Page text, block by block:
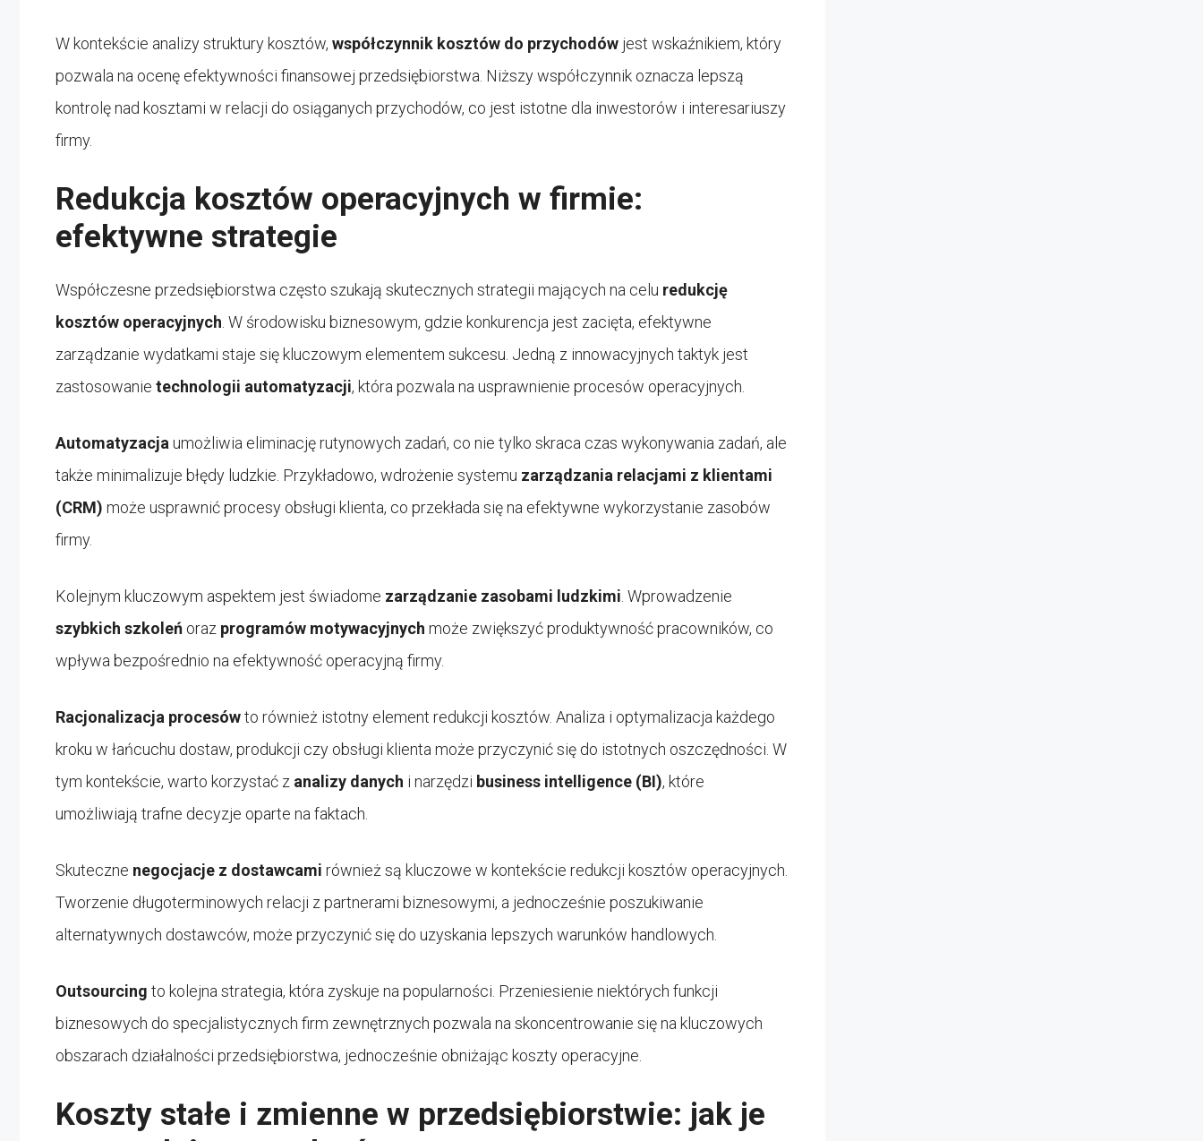
W kontekście analizy struktury kosztów, współczynnik kosztów do przychodów jest wskaźnikiem, który
pozwala na ocenę efektywności finansowej przedsiębiorstwa. Niższy współczynnik oznacza lepszą
kontrolę nad kosztami w relacji do osiąganych przychodów, co jest istotne dla inwestorów i interesariuszy
firmy.
Redukcja kosztów operacyjnych w firmie:
efektywne strategie
Współczesne przedsiębiorstwa często szukają skutecznych strategii mających na celu redukcję
kosztów operacyjnych. W środowisku biznesowym, gdzie konkurencja jest zacięta, efektywne
zarządzanie wydatkami staje się kluczowym elementem sukcesu. Jedną z innowacyjnych taktyk jest
zastosowanie technologii automatyzacji, która pozwala na usprawnienie procesów operacyjnych.
Automatyzacjaumożliwia eliminację rutynowych zadań, co nie tylko skraca czas wykonywania zadań, ale
także minimalizuje błędy ludzkie. Przykładowo, wdrożenie systemu zarządzania relacjami z klientami
(CRM) może usprawnić procesy obsługi klienta, co przekłada się na efektywne wykorzystanie zasobów
firmy.
Kolejnym kluczowym aspektem jest świadome zarządzanie zasobami ludzkimi. Wprowadzenie
szybkich szkoleń oraz programów motywacyjnych może zwiększyć produktywność pracowników, co
wpływa bezpośrednio na efektywność operacyjną firmy.
Racjonalizacja procesówto również istotny element redukcji kosztów. Analiza i optymalizacja każdego
kroku w łańcuchu dostaw, produkcji czy obsługi klienta może przyczynić się do istotnych oszczędności. W
tym kontekście, warto korzystać z analizy danych i narzędzi business intelligence (BI), które
umożliwiają trafne decyzje oparte na faktach.
Skuteczne negocjacje z dostawcami również są kluczowe w kontekście redukcji kosztów operacyjnych.
Tworzenie długoterminowych relacji z partnerami biznesowymi, a jednocześnie poszukiwanie
alternatywnych dostawców, może przyczynić się do uzyskania lepszych warunków handlowych.
Outsourcing to kolejna strategia, która zyskuje na popularności. Przeniesienie niektórych funkcji
biznesowych do specjalistycznych firm zewnętrznych pozwala na skoncentrowanie się na kluczowych
obszarach działalności przedsiębiorstwa, jednocześnie obniżając koszty operacyjne.
Koszty stałe i zmienne w przedsiębiorstwie: jak je